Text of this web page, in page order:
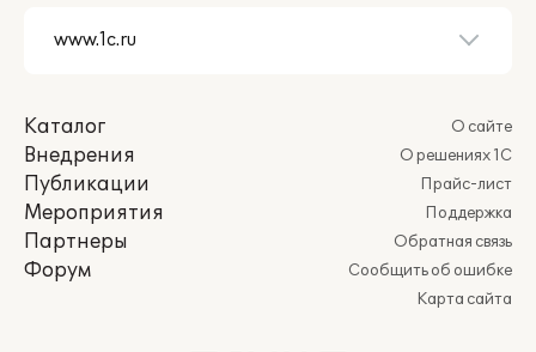
Каталог
Внедрения
Публикации
Мероприятия
Партнеры
Форум
О сайте
О решениях 1С
Прайс-лист
Поддержка
Обратная связь
Сообщить об ошибке
Карта сайта